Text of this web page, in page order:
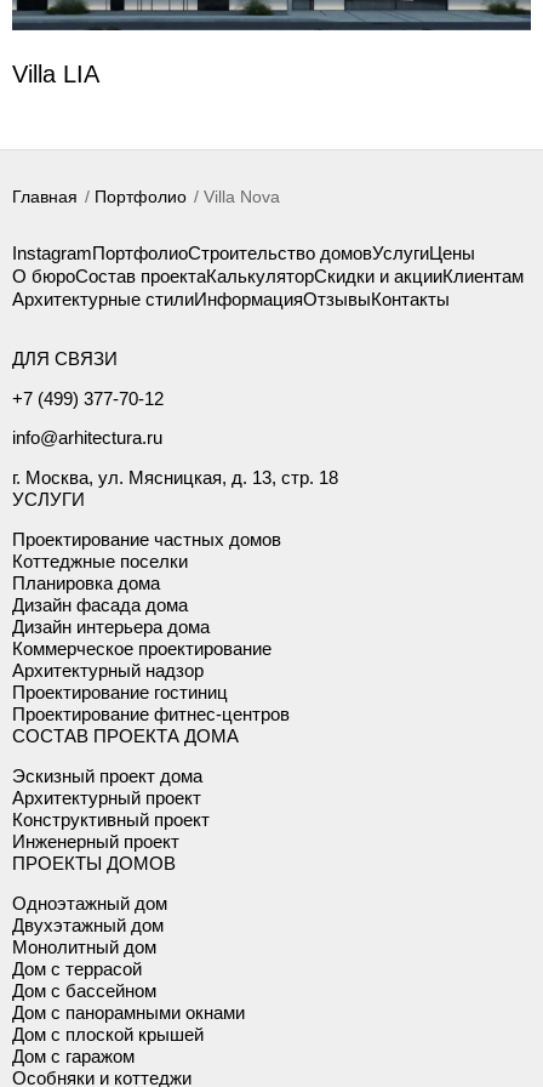
Villa LIA
Главная Портфолио Villa Nova
InstagramПортфолиоСтроительство домовУслугиЦены
О бюроСостав проектаКалькуляторСкидки и акцииКлиентам
Архитектурные стилиИнформацияОтзывыКонтакты
ДЛЯ СВЯЗИ
+7 (499) 377-70-12
info@arhitectura.ru
г. Москва, ул. Мясницкая, д. 13, стр. 18
УСЛУГИ
Проектирование частных домов
Коттеджные поселки
Планировка дома
Дизайн фасада дома
Дизайн интерьера дома
Коммерческое проектирование
Архитектурный надзор
Проектирование гостиниц
Проектирование фитнес-центров
СОСТАВ ПРОЕКТА ДОМА
Эскизный проект дома
Архитектурный проект
Конструктивный проект
Инженерный проект
ПРОЕКТЫ ДОМОВ
Одноэтажный дом
Двухэтажный дом
Монолитный дом
Дом с террасой
Дом с бассейном
Дом с панорамными окнами
Дом с плоской крышей
Дом с гаражом
Особняки и коттеджи